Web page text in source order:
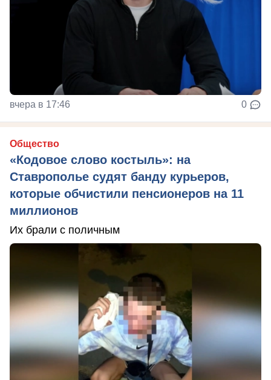
вчера в 17:46 0
Общество
«Кодовое слово костыль»: на
Ставрополье судят банду курьеров,
которые обчистили пенсионеров на 11
миллионов
Их брали с поличным